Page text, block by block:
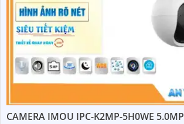
CAMERA IMOU IPC-K2MP-5H0WE 5.0MP